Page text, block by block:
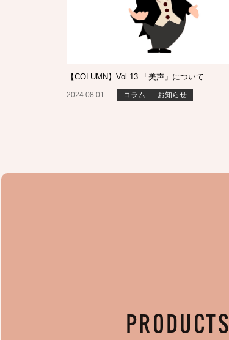
【COLUMN】Vol.13 「美声」について
2024.08.01 コラム お知らせ
PRODUCTS